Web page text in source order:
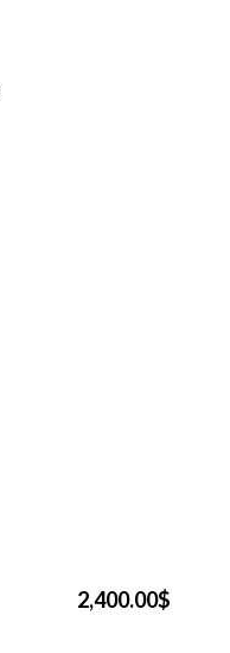
2,400.00$